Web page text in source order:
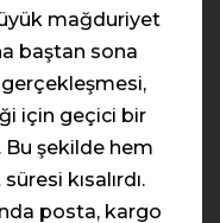
mağduriyet
baştan sona
için geçici bir
Bu şekilde hem
kısalırdı.
posta, kargo